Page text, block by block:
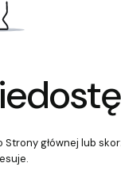
głównej lub